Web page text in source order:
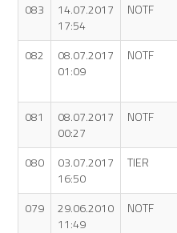
083
14.07.2017
17:54
NOTF
082
08.07.2017
01:09
NOTF
081
08.07.2017
00:27
NOTF
080
03.07.2017
16:50
TIER
079
29.06.2010
11:49
NOTF